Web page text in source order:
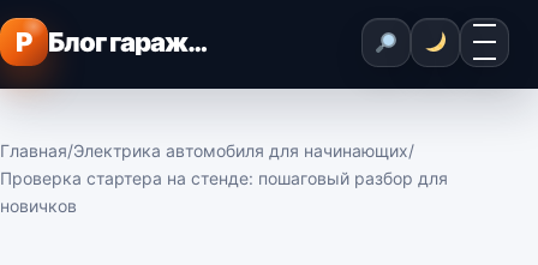
Перейти к содержимому
P Блог гаражного мастера Меню
Главная/Электрика автомобиля для начинающих/
Проверка стартера на стенде: пошаговый разбор для
новичков